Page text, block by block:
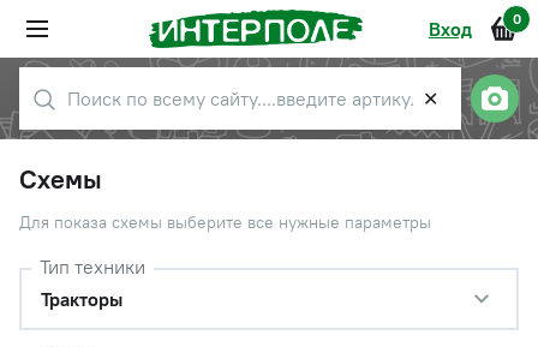
Вход 0
✕
Схемы
Для показа схемы выберите все нужные параметры
Тип техники
Тракторы